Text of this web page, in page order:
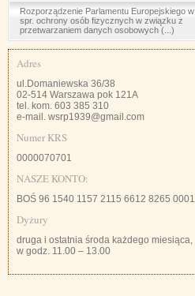
Rozporządzenie Parlamentu Europejskiego w
spr. ochrony osób fizycznych w związku z
przetwarzaniem danych osobowych (...)
Adres
ul.Domaniewska 36/38
02-514 Warszawa pok 121A
tel. kom. 603 385 310
e-mail. wsrp1939@gmail.com
Numer KRS
0000070701
NASZE KONTO:
BOŚ 96 1540 1157 2115 6612 8265 0001
Dyżury
druga i ostatnia środa każdego miesiąca,
w godz. 11.00 – 13.00